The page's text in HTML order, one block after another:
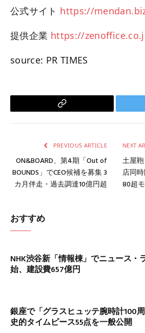
公式サイト https://
提供企業 https://
source: PR TIMES
Copy
PREVIOUS ARTICLE
ON&BOARD、第4期「Out of
BOUNDS」でCEO候補を募集 3
カ月伴走・過去調達10億円超
NEXT
土屋鞄
店同
80超
おすすめ
NHK渋谷新「情報棟」でニュース・
始、建設費657億円
銀座で「グラスヒュッテ腕時計100
史的タイムピース55点を一般公開